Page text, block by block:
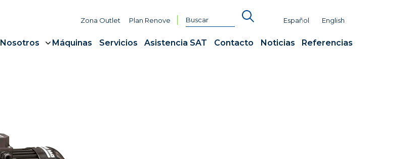
Zona Outlet Plan Renove Español English
Nosotros Máquinas Servicios Asistencia SAT Contacto Noticias Referencias